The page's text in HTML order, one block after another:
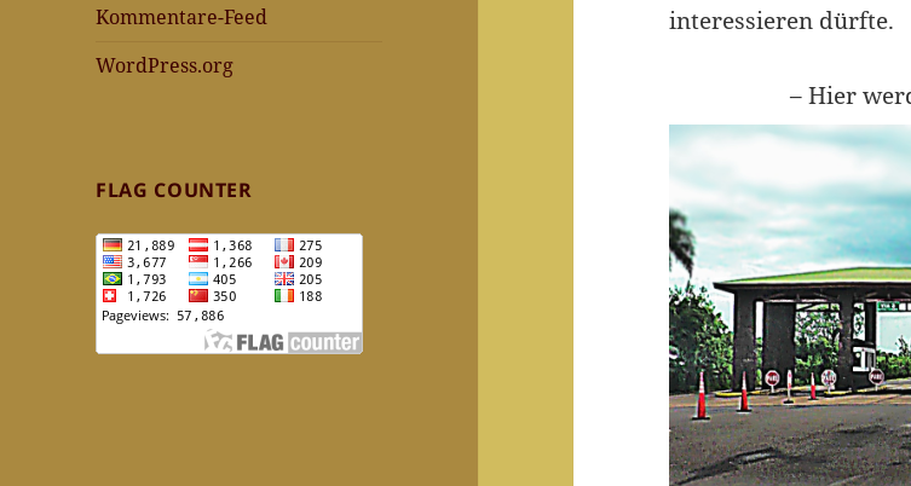
Kommentare-Feed
WordPress.org
FLAG COUNTER
interessieren dürfte.
– Hier